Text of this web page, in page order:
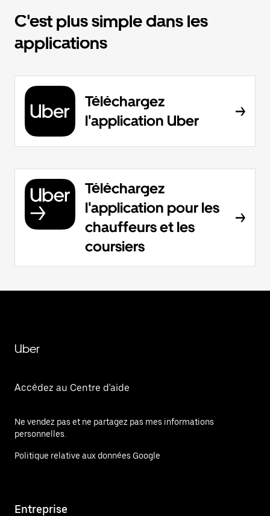
C'est plus simple dans les
applications
Téléchargez
l'application Uber
Téléchargez
l'application pour les
chauffeurs et les
coursiers
Uber
Accédez au Centre d'aide
Ne vendez pas et ne partagez pas mes informations
personnelles.
Politique relative aux données Google
Entreprise